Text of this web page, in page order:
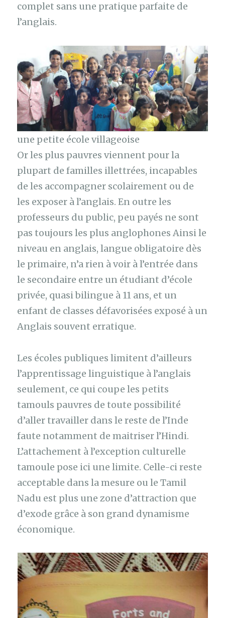
complet sans une pratique parfaite de
l’anglais.
une petite école villageoise
Or les plus pauvres viennent pour la
plupart de familles illettrées, incapables
de les accompagner scolairement ou de
les exposer à l’anglais. En outre les
professeurs du public, peu payés ne sont
pas toujours les plus anglophones Ainsi le
niveau en anglais, langue obligatoire dès
le primaire, n’a rien à voir à l’entrée dans
le secondaire entre un étudiant d’école
privée, quasi bilingue à 11 ans, et un
enfant de classes défavorisées exposé à un
Anglais souvent erratique.
Les écoles publiques limitent d’ailleurs
l’apprentissage linguistique à l’anglais
seulement, ce qui coupe les petits
tamouls pauvres de toute possibilité
d’aller travailler dans le reste de l’Inde
faute notamment de maitriser l’Hindi.
L’attachement à l’exception culturelle
tamoule pose ici une limite. Celle-ci reste
acceptable dans la mesure ou le Tamil
Nadu est plus une zone d’attraction que
d’exode grâce à son grand dynamisme
économique.